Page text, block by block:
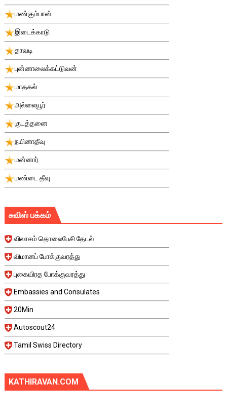
மண்கும்பான்
இடைக்காடு
தாவடி
புன்னாலைக்கட்டுவன்
மாதகல்
அல்லையூர்
குடத்தனை
நயினாதீவு
மன்னார்
மண்டை தீவு
சுவிஸ் பக்கம்
விலாசம் தொலைபேசி தேடல்
விமானப் போக்குவரத்து
புகையிரத போக்குவரத்து
Embassies and Consulates
20Min
Autoscout24
Tamil Swiss Directory
KATHIRAVAN.COM